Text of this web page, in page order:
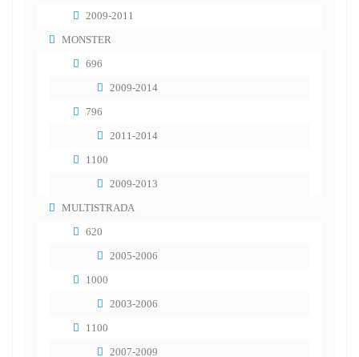
2009-2011
MONSTER
696
2009-2014
796
2011-2014
1100
2009-2013
MULTISTRADA
620
2005-2006
1000
2003-2006
1100
2007-2009